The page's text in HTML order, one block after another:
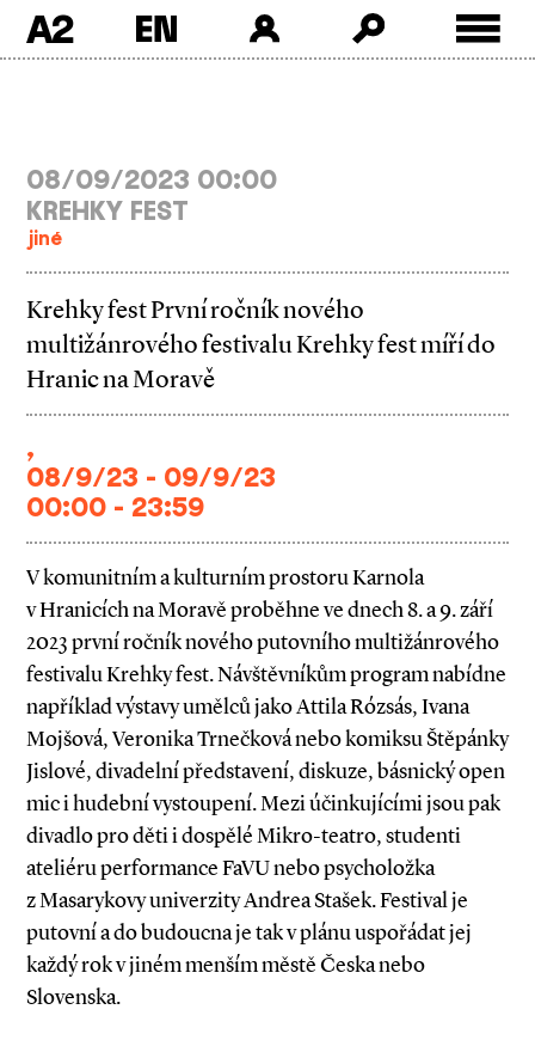
A2
08/09/2023 00:00
KREHKY FEST
jiné
Krehky fest První ročník nového
multižánrového festivalu Krehky fest míří do
Hranic na Moravě
,
08/9/23 - 09/9/23
00:00 - 23:59
V komunitním a kulturním prostoru Karnola
v Hranicích na Moravě proběhne ve dnech 8. a 9. září
2023 první ročník nového putovního multižánrového
festivalu Krehky fest. Návštěvníkům program nabídne
například výstavy umělců jako Attila Rózsás, Ivana
Mojšová, Veronika Trnečková nebo komiksu Štěpánky
Jislové, divadelní představení, diskuze, básnický open
mic i hudební vystoupení. Mezi účinkujícími jsou pak
divadlo pro děti i dospělé Mikro-teatro, studenti
ateliéru performance FaVU nebo psycholožka
z Masarykovy univerzity Andrea Stašek. Festival je
putovní a do budoucna je tak v plánu uspořádat jej
každý rok v jiném menším městě Česka nebo
Slovenska.